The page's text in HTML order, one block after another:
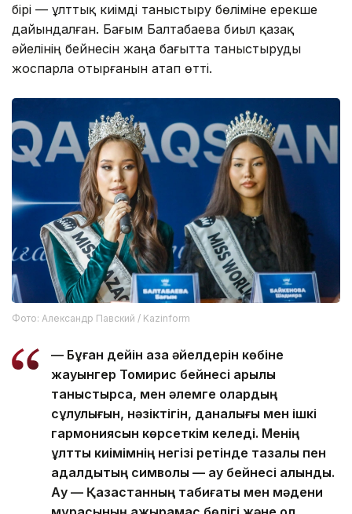
бірі — ұлттық киімді таныстыру бөліміне ерекше
дайындалған. Бағым Балтабаева биыл қазақ
әйелінің бейнесін жаңа бағытта таныстыруды
жоспарла отырғанын атап өтті.
Фото: Александр Павский / Kazinform
— Бұған дейін қазақ әйелдерін көбіне
жауынгер Томирис бейнесі арқылы
таныстырса, мен әлемге олардың
сұлулығын, нәзіктігін, даналығы мен ішкі
гармониясын көрсеткім келеді. Менің
ұлттық киімімнің негізі ретінде тазалық пен
адалдықтың символы — аққу бейнесі алынды.
Аққу — Қазақстанның табиғаты мен мәдени